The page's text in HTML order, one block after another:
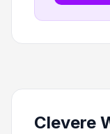
Clevere